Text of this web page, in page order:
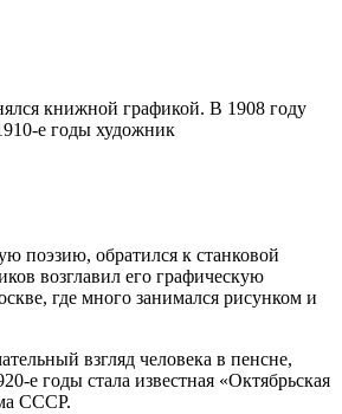
книжной графикой. В 1908 году
годы художник
поэзию, обратился к станковой
возглавил его графическую
где много занимался рисунком и
взгляд человека в пенсне,
годы стала известная «Октябрьская
СССР.